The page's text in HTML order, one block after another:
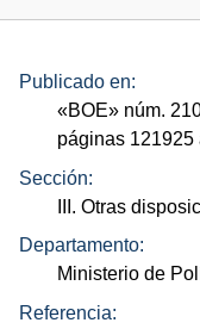
Publicado en:
«BOE» núm.
páginas 121925
Sección:
III. Otras
Departamento:
Ministerio de
Referencia: